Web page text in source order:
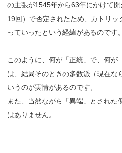
の主張が1545年から63年にかけて
19回）で否定されたため、カトリッ
っていったという経緯があるのです。
このように、何が「正統」で、何が
は、結局そのときの多数派（現在な
いうのが実情があるのです。
また、当然ながら「異端」とされた
はありません。